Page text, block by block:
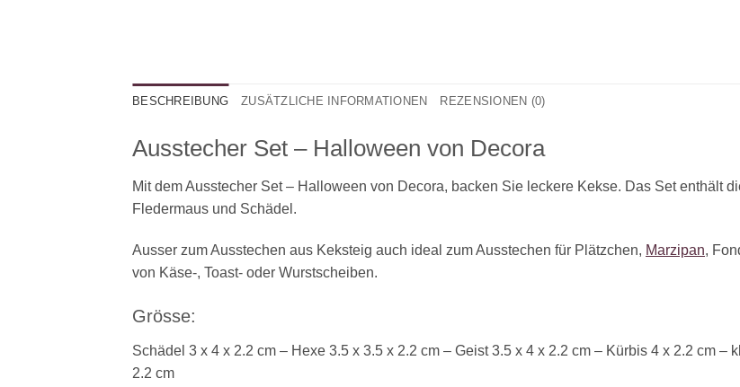
BESCHREIBUNG ZUSÄTZLICHE INFORMATIONEN REZENSIONEN (0)
Ausstecher Set – Halloween von Decora
Mit dem Ausstecher Set – Halloween von Decora, backen Sie leckere Kekse. Das Set enthält
Fledermaus und Schädel.
Ausser zum Ausstechen aus Keksteig auch ideal zum Ausstechen für Plätzchen, Marzipan,
von Käse-, Toast- oder Wurstscheiben.
Grösse:
Schädel 3 x 4 x 2.2 cm – Hexe 3.5 x 3.5 x 2.2 cm – Geist 3.5 x 4 x 2.2 cm – Kürbis 4 x 2.2 cm –
2.2 cm